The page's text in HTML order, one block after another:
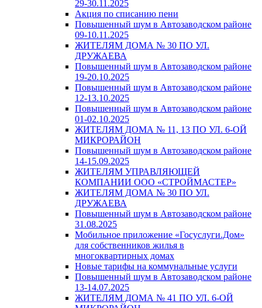
29-30.11.2025
Акция по списанию пени
Повышенный шум в Автозаводском районе
09-10.11.2025
ЖИТЕЛЯМ ДОМА № 30 ПО УЛ.
ДРУЖАЕВА
Повышенный шум в Автозаводском районе
19-20.10.2025
Повышенный шум в Автозаводском районе
12-13.10.2025
Повышенный шум в Автозаводском районе
01-02.10.2025
ЖИТЕЛЯМ ДОМА № 11, 13 ПО УЛ. 6-ОЙ
МИКРОРАЙОН
Повышенный шум в Автозаводском районе
14-15.09.2025
ЖИТЕЛЯМ УПРАВЛЯЮЩЕЙ
КОМПАНИИ ООО «СТРОЙМАСТЕР»
ЖИТЕЛЯМ ДОМА № 30 ПО УЛ.
ДРУЖАЕВА
Повышенный шум в Автозаводском районе
31.08.2025
Мобильное приложение «Госуслуги.Дом»
для собственников жилья в
многоквартирных домах
Новые тарифы на коммунальные услуги
Повышенный шум в Автозаводском районе
13-14.07.2025
ЖИТЕЛЯМ ДОМА № 41 ПО УЛ. 6-ОЙ